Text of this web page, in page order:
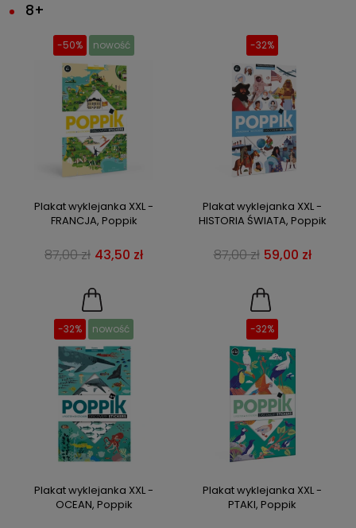
8+
Plakat wyklejanka XXL -
FRANCJA, Poppik
87,00 zł 43,50 zł
-50% nowość
Plakat wyklejanka XXL -
HISTORIA ŚWIATA, Poppik
87,00 zł 59,00 zł
-32%
Plakat wyklejanka XXL -
OCEAN, Poppik
-32% nowość
Plakat wyklejanka XXL -
PTAKI, Poppik
-32%